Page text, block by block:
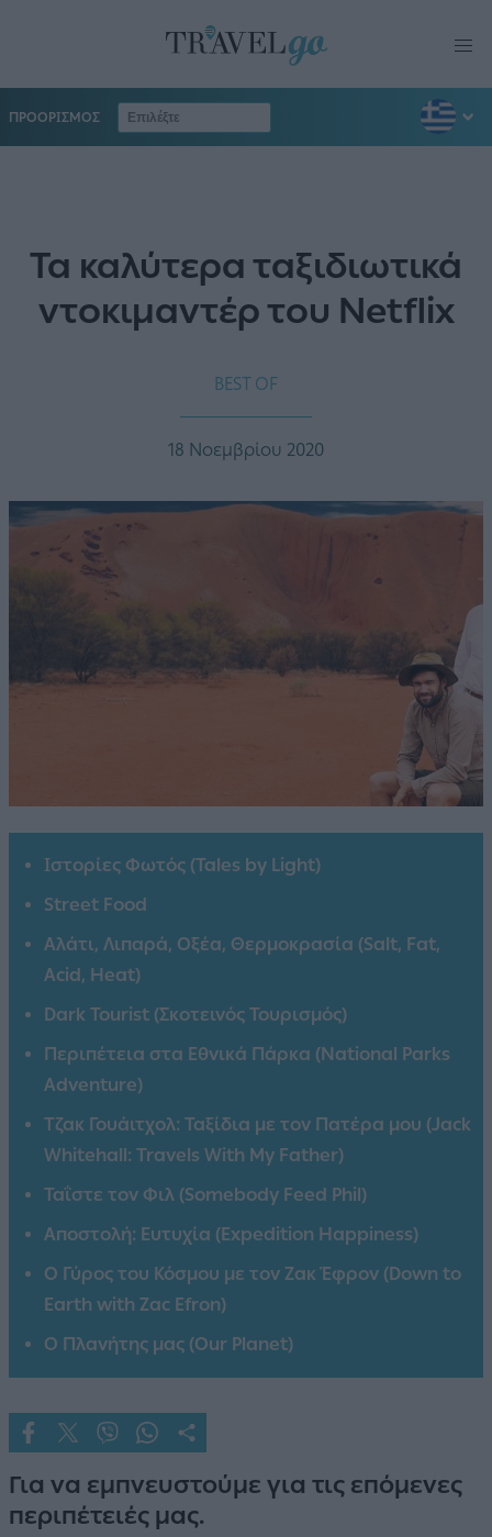
ΠΡΟΟΡΙΣΜΟΣ
Τα καλύτερα ταξιδιωτικά
ντοκιμαντέρ του Netflix
BEST OF
18 Νοεμβρίου 2020
Ιστορίες Φωτός (Tales by Light)
Street Food
Αλάτι, Λιπαρά, Οξέα, Θερμοκρασία (Salt, Fat,
Acid, Heat)
Dark Tourist (Σκοτεινός Τουρισμός)
Περιπέτεια στα Εθνικά Πάρκα (National Parks
Adventure)
Τζακ Γουάιτχολ: Ταξίδια με τον Πατέρα μου (Jack
Whitehall: Travels With My Father)
Ταΐστε τον Φιλ (Somebody Feed Phil)
Αποστολή: Ευτυχία (Expedition Happiness)
Ο Γύρος του Κόσμου με τον Ζακ Έφρον (Down to
Earth with Zac Efron)
Ο Πλανήτης μας (Our Planet)
Για να εμπνευστούμε για τις επόμενες
περιπέτειές μας.